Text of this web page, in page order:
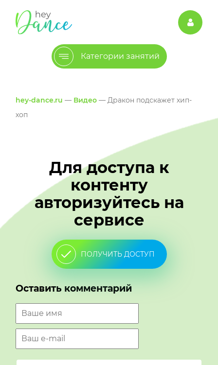
Категории занятий
hey-dance.ru — Видео — Дракон подскажет хип-
хоп
Для доступа к
контенту
авторизуйтесь на
сервисе
ПОЛУЧИТЬ ДОСТУП
Оставить комментарий